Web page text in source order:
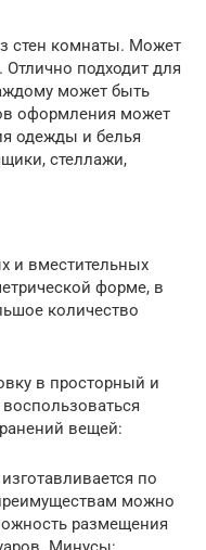
стен комнаты. Может
подходит для
может быть
оформления может
одежды и белья
стеллажи,
и вместительных
форме, в
количество
в просторный и
вещей:
по
можно
размещения